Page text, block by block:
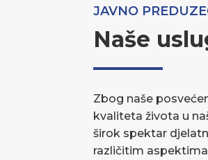
JAVNO
Naše
Zbog naše
kvaliteta života u
širok spektar
različitim